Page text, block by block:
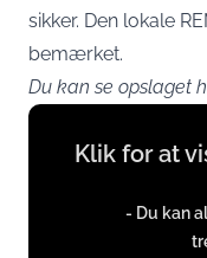
sikker. Den lokale
bemærket.
Du kan se opslaget
Display
content
www.facebook.com
Klik for at
- Du kan